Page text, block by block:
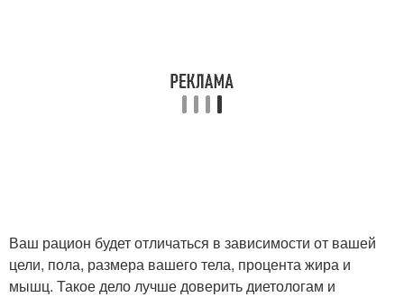
Ваш рацион будет отличаться в зависимости от вашей
цели, пола, размера вашего тела, процента жира и
мышц. Такое дело лучше доверить диетологам и